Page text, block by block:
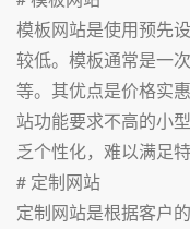
模板网站是使用预先
较低。模板通常是一
等。其优点是价格实
站功能要求不高的小
乏个性化，难以满足特
# 定制网站
定制网站是根据客户